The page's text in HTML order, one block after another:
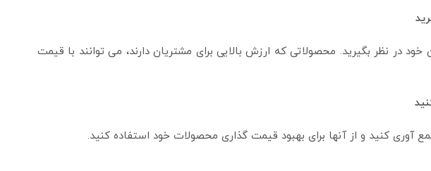
در نظر بگیرید. محصولاتی که ارزش بالایی برای مشتریان دارند، می توانند با قیمت
آوری کنید و از آنها برای بهبود قیمت گذاری محصولات خود استفاده کنید.